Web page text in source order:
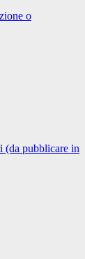
o
(da pubblicare in